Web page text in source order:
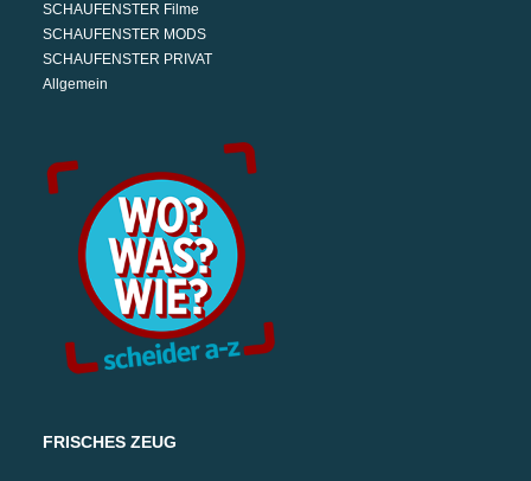
SCHAUFENSTER Filme
SCHAUFENSTER MODS
SCHAUFENSTER PRIVAT
Allgemein
FRISCHES ZEUG